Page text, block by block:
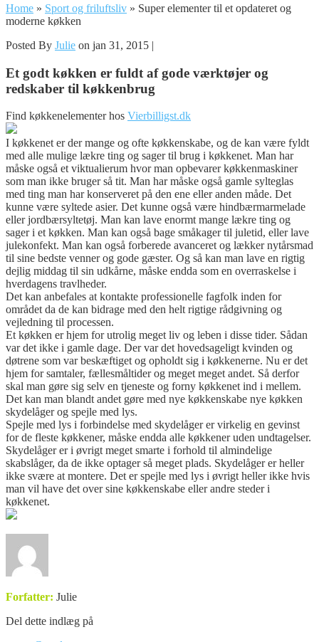
Home » Sport og friluftsliv » Super elementer til et opdateret og
moderne køkken
Posted By Julie on jan 31, 2015 |
Et godt køkken er fuldt af gode værktøjer og
redskaber til køkkenbrug
Find køkkenelementer hos Vierbilligst.dk
I køkkenet er der mange og ofte køkkenskabe, og de kan være fyldt
med alle mulige lækre ting og sager til brug i køkkenet. Man har
måske også et viktualierum hvor man opbevarer køkkenmaskiner
som man ikke bruger så tit. Man har måske også gamle sylteglas
med ting man har konserveret på den ene eller anden måde. Det
kunne være syltede asier. Det kunne også være hindbærmarmelade
eller jordbærsyltetøj. Man kan lave enormt mange lækre ting og
sager i et køkken. Man kan også bage småkager til juletid, eller lave
julekonfekt. Man kan også forberede avanceret og lækker nytårsmad
til sine bedste venner og gode gæster. Og så kan man lave en rigtig
dejlig middag til sin udkårne, måske endda som en overraskelse i
hverdagens travlheder.
Det kan anbefales at kontakte professionelle fagfolk inden for
området da de kan bidrage med den helt rigtige rådgivning og
vejledning til processen.
Et køkken er hjem for utrolig meget liv og leben i disse tider. Sådan
var det ikke i gamle dage. Der var det hovedsageligt kvinden og
døtrene som var beskæftiget og opholdt sig i køkkenerne. Nu er det
hjem for samtaler, fællesmåltider og meget meget andet. Så derfor
skal man gøre sig selv en tjeneste og forny køkkenet ind i mellem.
Det kan man blandt andet gøre med nye køkkenskabe nye køkken
skydelåger og spejle med lys.
Spejle med lys i forbindelse med skydelåger er virkelig en gevinst
for de fleste køkkener, måske endda alle køkkener uden undtagelser.
Skydelåger er i øvrigt meget smarte i forhold til almindelige
skabslåger, da de ikke optager så meget plads. Skydelåger er heller
ikke svære at montere. Det er spejle med lys i øvrigt heller ikke hvis
man vil have det over sine køkkenskabe eller andre steder i
køkkenet.
Forfatter: Julie
Del dette indlæg på